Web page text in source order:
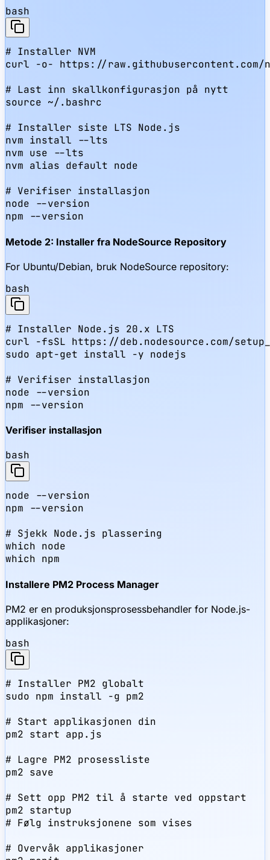
bash
# Installer NVM
curl -o- https://raw.githubusercontent.com/
# Last inn skallkonfigurasjon på nytt
source ~/.bashrc
# Installer siste LTS Node.js
nvm install --lts
nvm use --lts
nvm alias default node
# Verifiser installasjon
node --version
npm --version
Metode 2: Installer fra NodeSource Repository
For Ubuntu/Debian, bruk NodeSource repository:
bash
# Installer Node.js 20.x LTS
curl -fsSL https://deb.nodesource.com/
sudo apt-get install -y nodejs
# Verifiser installasjon
node --version
npm --version
Verifiser installasjon
bash
node --version
npm --version
# Sjekk Node.js plassering
which node
which npm
Installere PM2 Process Manager
PM2 er en produksjonsprosessbehandler for Node.js-
applikasjoner:
bash
# Installer PM2 globalt
sudo npm install -g pm2
# Start applikasjonen din
pm2 start app.js
# Lagre PM2 prosessliste
pm2 save
# Sett opp PM2 til å starte ved oppstart
pm2 startup
# Følg instruksjonene som vises
# Overvåk applikasjoner